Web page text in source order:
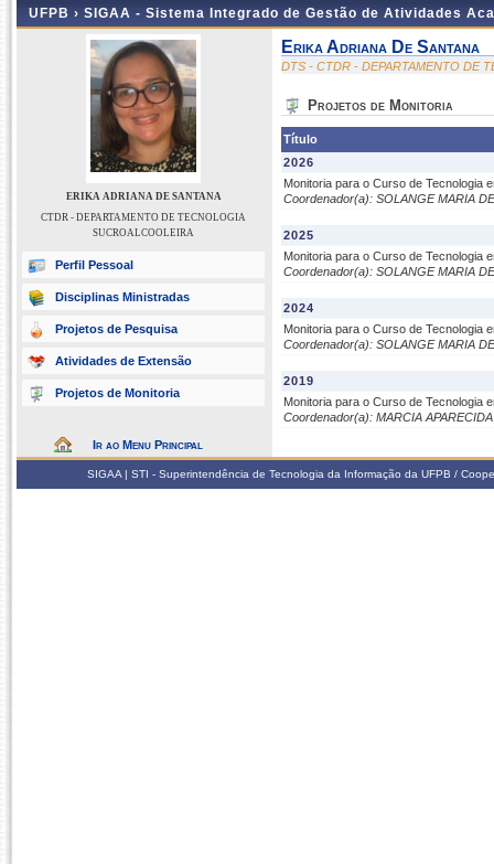
UFPB › SIGAA - Sistema Integrado de Gestão de Atividades
ERIKA ADRIANA DE SANTANA
CTDR - DEPARTAMENTO DE TECNOLOGIA
SUCROALCOOLEIRA
Perfil Pessoal
Disciplinas Ministradas
Projetos de Pesquisa
Atividades de Extensão
Projetos de Monitoria
Ir ao Menu Principal
Erika Adriana De Santana
DTS - CTDR - DEPARTAMENTO DE
Projetos de Monitoria
Título
2026
Monitoria para o Curso de Tecnologia
Coordenador(a): SOLANGE MARIA
2025
Monitoria para o Curso de Tecnologia
Coordenador(a): SOLANGE MARIA
2024
Monitoria para o Curso de Tecnologia
Coordenador(a): SOLANGE MARIA
2019
Monitoria para o Curso de Tecnologia
Coordenador(a): MARCIA
SIGAA | STI - Superintendência de Tecnologia da Informação da UFPB /